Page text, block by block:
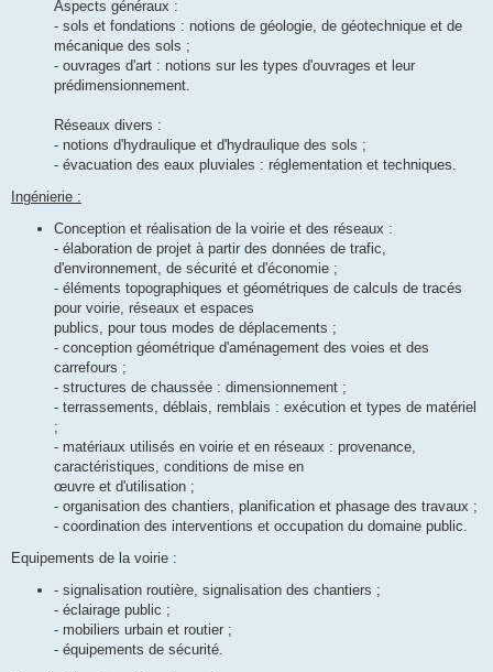
Aspects généraux :
- sols et fondations : notions de géologie, de géotechnique et de
mécanique des sols ;
- ouvrages d'art : notions sur les types d'ouvrages et leur
prédimensionnement.
Réseaux divers :
- notions d'hydraulique et d'hydraulique des sols ;
- évacuation des eaux pluviales : réglementation et techniques.
Ingénierie :
Conception et réalisation de la voirie et des réseaux :
- élaboration de projet à partir des données de trafic,
d'environnement, de sécurité et d'économie ;
- éléments topographiques et géométriques de calculs de tracés
pour voirie, réseaux et espaces
publics, pour tous modes de déplacements ;
- conception géométrique d'aménagement des voies et des
carrefours ;
- structures de chaussée : dimensionnement ;
- terrassements, déblais, remblais : exécution et types de matériel
;
- matériaux utilisés en voirie et en réseaux : provenance,
caractéristiques, conditions de mise en
œuvre et d'utilisation ;
- organisation des chantiers, planification et phasage des travaux ;
- coordination des interventions et occupation du domaine public.
Equipements de la voirie :
- signalisation routière, signalisation des chantiers ;
- éclairage public ;
- mobiliers urbain et routier ;
- équipements de sécurité.